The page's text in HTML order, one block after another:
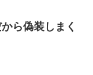
ら偽装しまく